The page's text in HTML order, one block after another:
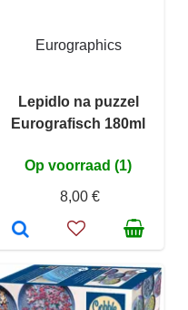
Eurographics
Lepidlo na puzzel
Eurografisch 180ml
Op voorraad (1)
8,00 €